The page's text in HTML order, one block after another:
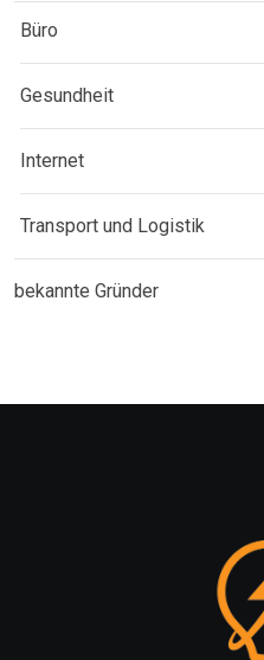
Büro
Gesundheit
Internet
Transport und Logistik
bekannte Gründer